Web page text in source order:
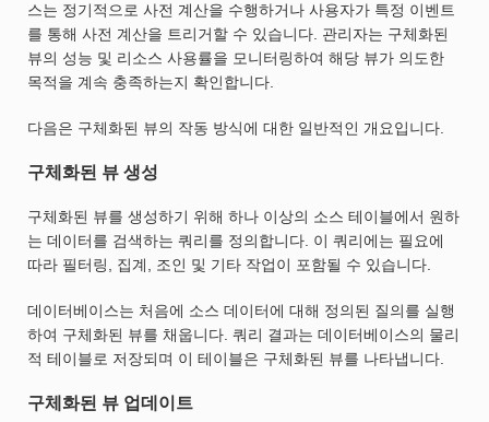
스는 정기적으로 사전 계산을 수행하거나 사용자가 특정 이벤트
를 통해 사전 계산을 트리거할 수 있습니다. 관리자는 구체화된
뷰의 성능 및 리소스 사용률을 모니터링하여 해당 뷰가 의도한
목적을 계속 충족하는지 확인합니다.
다음은 구체화된 뷰의 작동 방식에 대한 일반적인 개요입니다.
구체화된 뷰 생성
구체화된 뷰를 생성하기 위해 하나 이상의 소스 테이블에서 원하
는 데이터를 검색하는 쿼리를 정의합니다. 이 쿼리에는 필요에
따라 필터링, 집계, 조인 및 기타 작업이 포함될 수 있습니다.
데이터베이스는 처음에 소스 데이터에 대해 정의된 질의를 실행
하여 구체화된 뷰를 채웁니다. 쿼리 결과는 데이터베이스의 물리
적 테이블로 저장되며 이 테이블은 구체화된 뷰를 나타냅니다.
구체화된 뷰 업데이트